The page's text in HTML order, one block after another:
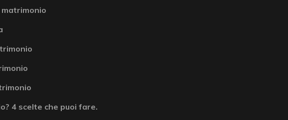
matrimonio
4 scelte che puoi fare.